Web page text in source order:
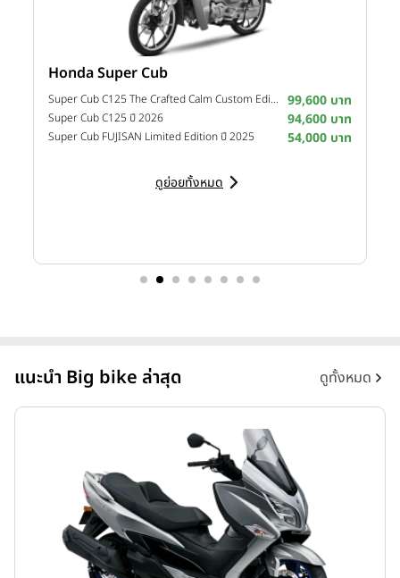
รถ Adventure ที่เข้าถึงได้จริง
ถูกพัฒนาขึ้นเพื่อเป็นสะพานเชื่อมระหว่างการใช้
งานในชีวิตประจำวันและการผจญภัยนอกเส้นทาง
ขี่ที่ต้องการรถแอดเวนเจอร์คันแรก ไปจนถึงผู้ที่มองหารถ Touring ที่
พร้อมพาออกถนนได้อย่างมั่นใจตัวรถมีน้ำหนักเบา ควบคุมง่าย ขี่ได้ใน
ชีวิตประจำวัน และลุยทางไกลในวันหยุด
มรดกจากปี 1991 สู่การกลับมาของตำนาน
Honda Super Cub
Super Cub C125 The Crafted Calm Custom Edition ปี 2026 99,600 บาท
Super Cub C125 ปี 2026 94,600 บาท
Super Cub FUJISAN Limited Edition ปี 2025 54,000 บาท
ดูย่อยทั้งหมด
แนะนำ Big bike ล่าสุด ดูทั้งหมด